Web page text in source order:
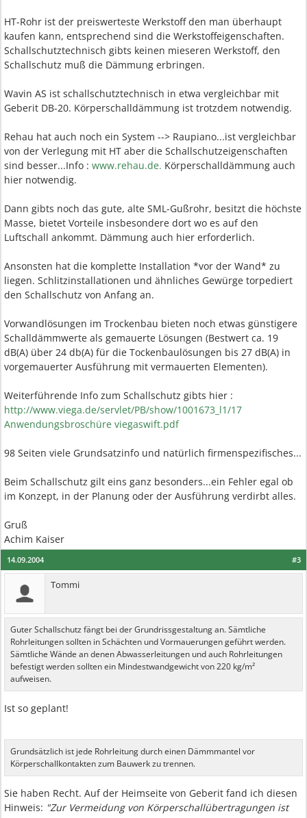
HT-Rohr ist der preiswerteste Werkstoff den man überhaupt
kaufen kann, entsprechend sind die Werkstoffeigenschaften.
Schallschutztechnisch gibts keinen mieseren Werkstoff, den
Schallschutz muß die Dämmung erbringen.
Wavin AS ist schallschutztechnisch in etwa vergleichbar mit
Geberit DB-20. Körperschalldämmung ist trotzdem notwendig.
Rehau hat auch noch ein System --> Raupiano...ist vergleichbar
von der Verlegung mit HT aber die Schallschutzeigenschaften
sind besser...Info : www.rehau.de. Körperschalldämmung auch
hier notwendig.
Dann gibts noch das gute, alte SML-Gußrohr, besitzt die höchste
Masse, bietet Vorteile insbesondere dort wo es auf den
Luftschall ankommt. Dämmung auch hier erforderlich.
Ansonsten hat die komplette Installation *vor der Wand* zu
liegen. Schlitzinstallationen und ähnliches Gewürge torpediert
den Schallschutz von Anfang an.
Vorwandlösungen im Trockenbau bieten noch etwas günstigere
Schalldämmwerte als gemauerte Lösungen (Bestwert ca. 19
dB(A) über 24 db(A) für die Tockenbaulösungen bis 27 dB(A) in
vorgemauerter Ausführung mit vermauerten Elementen).
Weiterführende Info zum Schallschutz gibts hier :
http://www.viega.de/servlet/PB/show/1001673_l1/17
Anwendungsbroschüre viegaswift.pdf
98 Seiten viele Grundsatzinfo und natürlich firmenspezifisches...
Beim Schallschutz gilt eins ganz besonders...ein Fehler egal ob
im Konzept, in der Planung oder der Ausführung verdirbt alles.
Gruß
Achim Kaiser
#3
14.09.2004
Tommi
Guter Schallschutz fängt bei der Grundrissgestaltung an. Sämtliche
Rohrleitungen sollten in Schächten und Vormauerungen geführt werden.
Sämtliche Wände an denen Abwasserleitungen und auch Rohrleitungen
befestigt werden sollten ein Mindestwandgewicht von 220 kg/m²
aufweisen.
Ist so geplant!
Grundsätzlich ist jede Rohrleitung durch einen Dämmmantel vor
Körperschallkontakten zum Bauwerk zu trennen.
Sie haben Recht. Auf der Heimseite von Geberit fand ich diesen
Hinweis: "Zur Vermeidung von Körperschallübertragungen ist